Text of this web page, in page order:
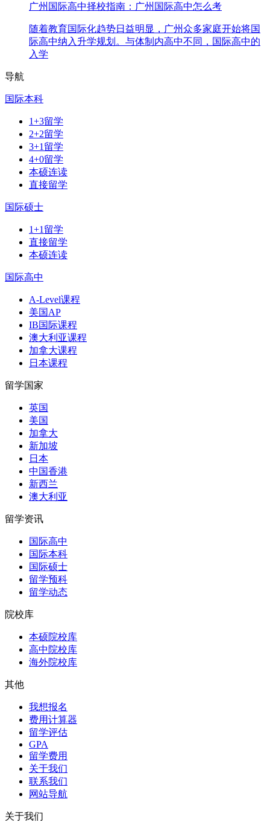
广州国际高中择校指南：广州国际高中怎么考
随着教育国际化趋势日益明显，广州众多家庭开始将国
际高中纳入升学规划。与体制内高中不同，国际高中的
入学
导航
国际本科
1+3留学
2+2留学
3+1留学
4+0留学
本硕连读
直接留学
国际硕士
1+1留学
直接留学
本硕连读
国际高中
A-Level课程
美国AP
IB国际课程
澳大利亚课程
加拿大课程
日本课程
留学国家
英国
美国
加拿大
新加坡
日本
中国香港
新西兰
澳大利亚
留学资讯
国际高中
国际本科
国际硕士
留学预科
留学动态
院校库
本硕院校库
高中院校库
海外院校库
其他
我想报名
费用计算器
留学评估
GPA
留学费用
关于我们
联系我们
网站导航
关于我们